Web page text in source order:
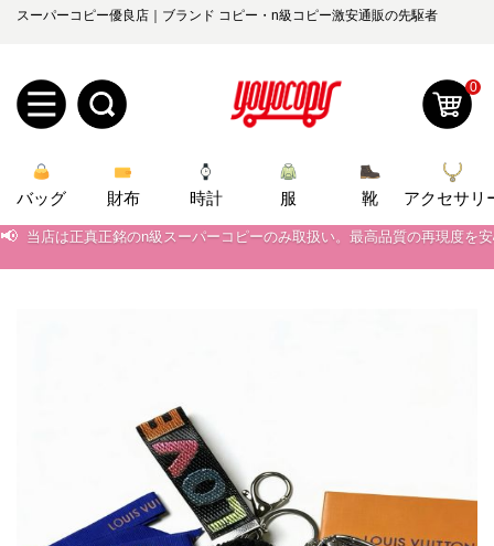
スーパーコピー優良店｜ブランド コピー・n級コピー激安通販の先駆者
規
ユ
ロ
グ
yoyocopys@gmail.com
0
バッグ 財布 時計 服 靴
アクセサリ
新作入荷！ルイ・ヴィトンスーパーコピー バッグ最新モデルが登場。